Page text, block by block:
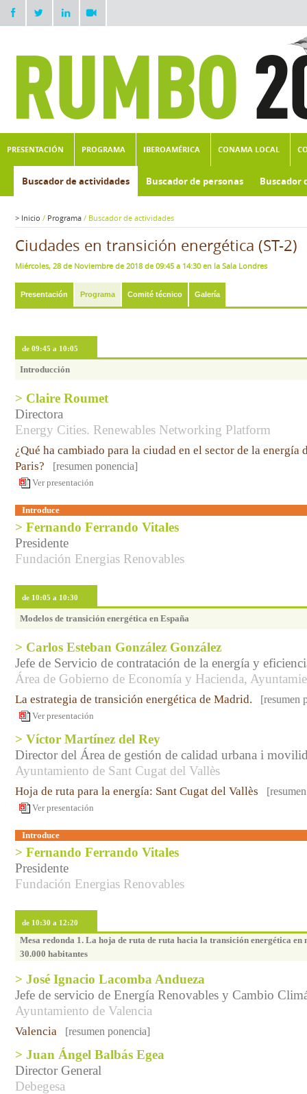
PRESENTACIÓN PROGRAMA IBEROAMÉRICA CONAMA LOCAL
Buscador de actividades Buscador de personas Buscador
> Inicio / Programa / Buscador de actividades
Ciudades en transición energética (ST-2)
Miércoles, 28 de Noviembre de 2018 de 09:45 a 14:30 en la Sala Londres
Presentación Programa Comité técnico Galería
de 09:45 a 10:05
Introducción
> Claire Roumet
Directora
Energy Cities. Renewables Networking Platform
¿Qué ha cambiado para la ciudad en el sector de la energía
Paris?
[resumen ponencia]
Ver presentación
Introduce
> Fernando Ferrando Vitales
Presidente
Fundación Energias Renovables
de 10:05 a 10:30
Modelos de transición energética en España
> Carlos Esteban González González
Jefe de Servicio de contratación de la energía y
Área de Gobierno de Economía y Hacienda,
La estrategia de transición energética de Madrid. [resumen
Ver presentación
> Víctor Martínez del Rey
Director del Área de gestión de calidad urbana i
Ayuntamiento de Sant Cugat del Vallès
Hoja de ruta para la energía: Sant Cugat del Vallès
Ver presentación
Introduce
> Fernando Ferrando Vitales
Presidente
Fundación Energias Renovables
de 10:30 a 12:20
Mesa redonda 1. La hoja de ruta de ruta hacia la transición energética en
30.000 habitantes
> José Ignacio Lacomba Andueza
Jefe de servicio de Energía Renovables y Cambio
Ayuntamiento de Valencia
Valencia [resumen ponencia]
> Juan Ángel Balbás Egea
Director General
Debegesa